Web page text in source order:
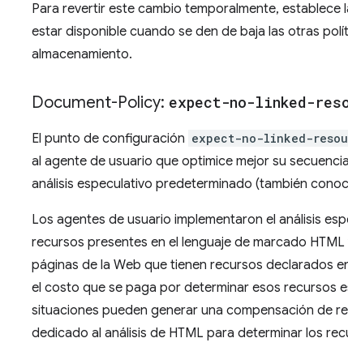
Para revertir este cambio temporalmente, establece
estar disponible cuando se den de baja las otras
almacenamiento.
Document-Policy: expect-no-linked-
El punto de configuración expect-no-linked-
al agente de usuario que optimice mejor su
análisis especulativo predeterminado (también
Los agentes de usuario implementaron el análisis
recursos presentes en el lenguaje de marcado
páginas de la Web que tienen recursos declarados
el costo que se paga por determinar esos recursos
situaciones pueden generar una compensación de
dedicado al análisis de HTML para determinar los